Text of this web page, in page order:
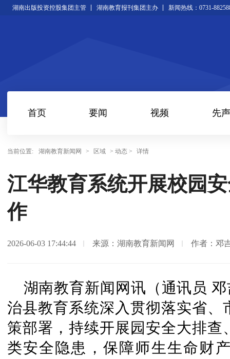
湖南出版投资控股集团主管 湖南教育报刊集团主办 新闻热线：0731-
首页 要闻 视频 先声
当前位置: 湖南教育新闻网 > 区域 > 动态 > 详情
江华教育系统开展校园
作
2026-06-03 17:44:44 来源：湖南教育新闻网 作者：邓
湖南教育新闻网讯（通讯员
治县教育系统深入贯彻落实省
策部署，持续开展园安全大排
类安全隐患，保障师生生命财